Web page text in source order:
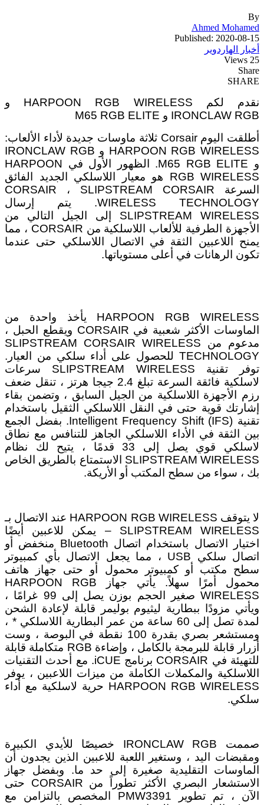
By
Ahmed Mohamed
Published: 2020-08-15
أخبار الهاردوير
25 Views
Share
SHARE
نقدم لكم HARPOON RGB WIRELESS و
IRONCLAW RGB و M65 RGB ELITE
أطلقت اليوم Corsair ثلاثة ماوسات جديدة لأداء الألعاب:
HARPOON RGB WIRELESS و IRONCLAW RGB
و M65 RGB ELITE. الظهور الأول في HARPOON
RGB WIRELESS هو معيار اللاسلكي الجديد الفائق
السرعة CORSAIR ، SLIPSTREAM CORSAIR
WIRELESS TECHNOLOGY. يتم إرسال
SLIPSTREAM WIRELESS إلى الجيل التالي من
الأجهزة الطرفية للألعاب اللاسلكية من CORSAIR ، مما
يمنح اللاعبين الثقة في الاتصال اللاسلكي حتى عندما
تكون الرهانات في أعلى مستوياتها.
HARPOON RGB WIRELESS يأخذ واحدة من
الماوسات الأكثر شعبية في CORSAIR ويقطع الحبل ،
مدعوم من SLIPSTREAM CORSAIR WIRELESS
TECHNOLOGY للحصول على أداء سلكي من العيار.
توفر تقنية SLIPSTREAM WIRELESS سرعات
لاسلكية فائقة السرعة تبلغ 2.4 جيجا هرتز ، تنقل ضعف
رزم الأجهزة اللاسلكية من الجيل السابق ، وتضمن بقاء
إشارتك قوية حتى في النقل اللاسلكي الثقيل باستخدام
تقنية (Intelligent Frequency Shift (IFS. بفضل الجمع
بين الثقة في الأداء اللاسلكي الجاهز للتنافس مع نطاق
لاسلكي قوي يصل إلى 33 قدمًا ، يتيح لك نظام
SLIPSTREAM WIRELESS الاستمتاع بالطريق الخاص
بك ، سواء من سطح المكتب أو الأريكة.
لا يتوقف HARPOON RGB WIRELESS عند الاتصال بـ
SLIPSTREAM WIRELESS – يمكن للاعبين أيضًا
اختيار الاتصال باستخدام اتصال Bluetooth منخفض أو
اتصال سلكي USB ، مما يجعل الاتصال بأي كمبيوتر
سطح مكتب أو كمبيوتر محمول أو حتى جهاز هاتف
محمول أمرًا سهلاً. يأتي جهاز HARPOON RGB
WIRELESS صغير الحجم بوزن يصل إلى 99 غرامًا ،
ويأتي مزودًا ببطارية ليثيوم بوليمر قابلة لإعادة الشحن
لمدة تصل إلى 60 ساعة من عمر البطارية اللاسلكي * ،
ومستشعر بصري بقدرة 100 نقطة في البوصة ، وست
أزرار قابلة للبرمجة بالكامل ، وإضاءة RGB متكاملة قابلة
للتهيئة في CORSAIR برنامج iCUE. مع أحدث التقنيات
اللاسلكية والمكملات الكاملة من ميزات اللاعبين ، يوفر
HARPOON RGB WIRELESS حرية لاسلكية مع أداء
سلكي.
صممت IRONCLAW RGB خصيصًا للأيدي الكبيرة
ومقبضات اليد ، وستغير اللعبة للاعبين الذين يجدون أن
الماوسات التقليدية صغيرة إلى حد ما. وبفضل جهاز
الاستشعار البصري الأكثر تطوراً من CORSAIR حتى
الآن ، تم تطوير PMW3391 المخصص بالتزامن مع